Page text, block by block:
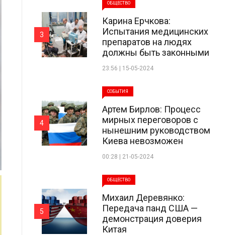
ОБЩЕСТВО
Карина Ерчкова:
Испытания медицинских
препаратов на людях
должны быть законными
23:56 | 15-05-2024
3
СОБЫТИЯ
Артем Бирлов: Процесс
мирных переговоров с
нынешним руководством
Киева невозможен
00:28 | 21-05-2024
4
ОБЩЕСТВО
Михаил Деревянко:
Передача панд США —
демонстрация доверия
Китая
5